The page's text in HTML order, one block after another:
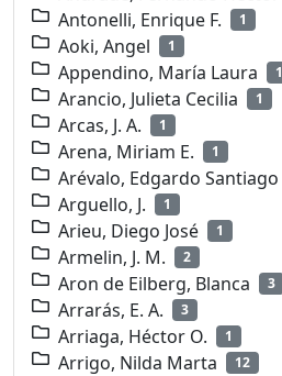
Antonelli, Enrique F. 1
Aoki, Angel 1
Appendino, María Laura 1
Arancio, Julieta Cecilia 1
Arcas, J. A. 1
Arena, Miriam E. 1
Arévalo, Edgardo Santiago
Arguello, J. 1
Arieu, Diego José 1
Armelin, J. M. 2
Aron de Eilberg, Blanca 3
Arrarás, E. A. 3
Arriaga, Héctor O. 1
Arrigo, Nilda Marta 12